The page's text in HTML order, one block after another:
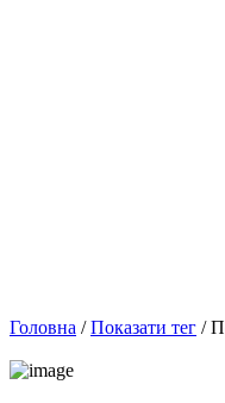
Головна /Показати тег /